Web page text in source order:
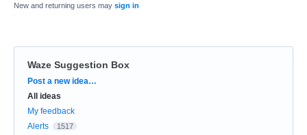
New and returning users may sign in
Waze Suggestion Box
Categories
Post a new idea…
All ideas
My feedback
Alerts
1517